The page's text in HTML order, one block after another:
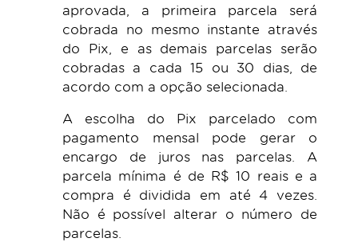
aprovada, a primeira parcela será
cobrada no mesmo instante através
do Pix, e as demais parcelas serão
cobradas a cada 15 ou 30 dias, de
acordo com a opção selecionada.
A escolha do Pix parcelado com
pagamento mensal pode gerar o
encargo de juros nas parcelas. A
parcela mínima é de R$ 10 reais e a
compra é dividida em até 4 vezes.
Não é possível alterar o número de
parcelas.